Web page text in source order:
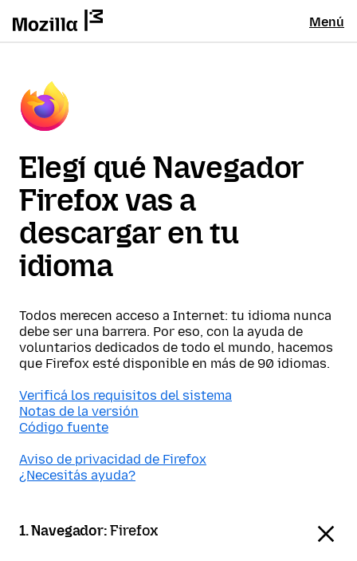
Menú
Elegí qué Navegador
Firefox vas a
descargar en tu
idioma
Todos merecen acceso a Internet: tu idioma nunca
debe ser una barrera. Por eso, con la ayuda de
voluntarios dedicados de todo el mundo, hacemos
que Firefox esté disponible en más de 90 idiomas.
Verificá los requisitos del sistema
Notas de la versión
Código fuente
Aviso de privacidad de Firefox
¿Necesitás ayuda?
1. Navegador:Firefox